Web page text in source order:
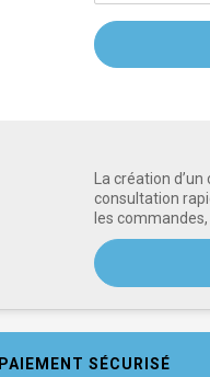
La création
consultation
les
PAIEMENT SÉCURISÉ